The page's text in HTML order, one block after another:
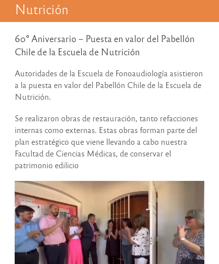
Nutrición
60° Aniversario – Puesta en valor del Pabellón
Chile de la Escuela de Nutrición
Autoridades de la Escuela de Fonoaudiología asistieron
a la puesta en valor del Pabellón Chile de la Escuela de
Nutrición.
Se realizaron obras de restauración, tanto refacciones
internas como externas. Estas obras forman parte del
plan estratégico que viene llevando a cabo nuestra
Facultad de Ciencias Médicas, de conservar el
patrimonio edilicio